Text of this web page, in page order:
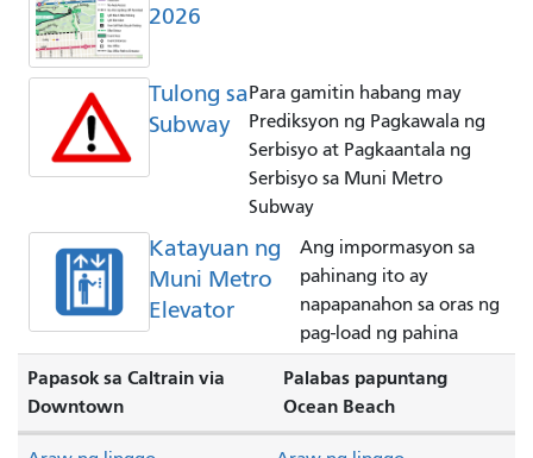
2026
Tulong sa
Subway
Para gamitin habang may
Prediksyon ng Pagkawala ng
Serbisyo at Pagkaantala ng
Serbisyo sa Muni Metro
Subway
Katayuan ng
Muni Metro
Elevator
Ang impormasyon sa
pahinang ito ay
napapanahon sa oras ng
pag-load ng pahina
Papasok sa Caltrain via
Downtown
Palabas papuntang
Ocean Beach